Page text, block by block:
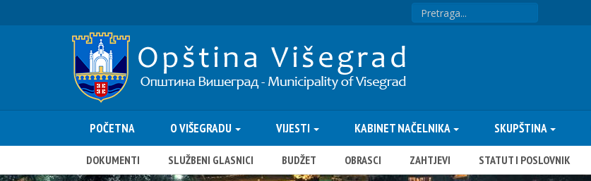
POČETNA O VIŠEGRADU VIJESTI KABINET NAČELNIKA SKUPŠTINA
DOKUMENTI SLUŽBENI GLASNICI BUDŽET OBRASCI ZAHTJEVI STATUT I POSLOVNIK